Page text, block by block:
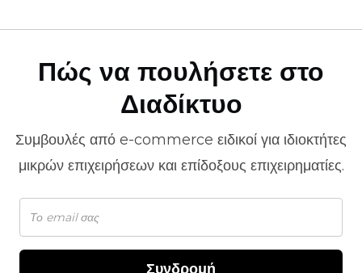
Πώς να πουλήσετε στο
Διαδίκτυο
Συμβουλές από e-commerce ειδικοί για ιδιοκτήτες
μικρών επιχειρήσεων και επίδοξους επιχειρηματίες.
Συνδρομή